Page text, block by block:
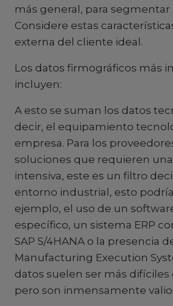
más general, para segmentar
Considere estas
externa del cliente ideal.
Los datos firmográficos más
incluyen:
A esto se suman los datos
decir, el equipamiento
empresa. Para los
soluciones que requieren
intensiva, este es un filtro
entorno industrial, esto
ejemplo, el uso de un
específico, un sistema ERP
SAP S/4HANA o la presencia
Manufacturing Execution
datos suelen ser más
pero son inmensamente